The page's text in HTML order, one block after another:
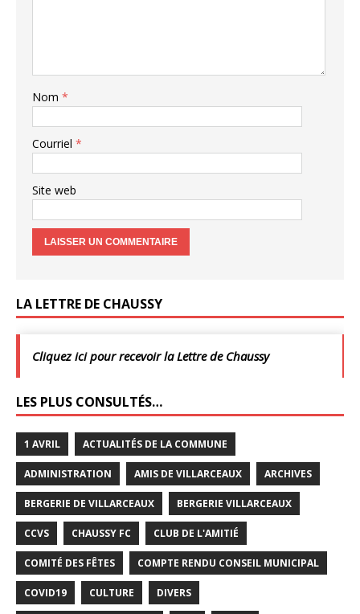
Nom *
Courriel *
Site web
LA LETTRE DE CHAUSSY
Cliquez ici pour recevoir la Lettre de Chaussy
LES PLUS CONSULTÉS…
1 AVRIL ACTUALITÉS DE LA COMMUNE
ADMINISTRATION AMIS DE VILLARCEAUX ARCHIVES
BERGERIE DE VILLARCEAUX BERGERIE VILLARCEAUX
CCVS CHAUSSY FC CLUB DE L'AMITIÉ
COMITÉ DES FÊTES COMPTE RENDU CONSEIL MUNICIPAL
COVID19 CULTURE DIVERS